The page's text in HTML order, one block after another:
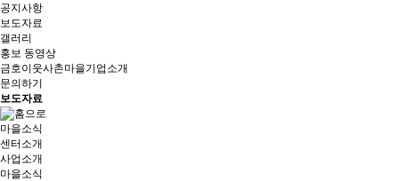
공지사항
보도자료
갤러리
홍보 동영상
금호이웃사촌마을기업소개
문의하기
보도자료
마을소식
센터소개
사업소개
마을소식